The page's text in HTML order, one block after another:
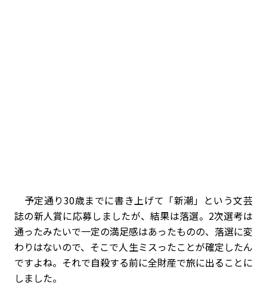
予定通り30歳までに書き上げて「新潮」という文芸
誌の新人賞に応募しましたが、結果は落選。2次選考は
通ったみたいで一定の満足感はあったものの、落選に変
わりはないので、そこで人生ミスったことが確定したん
ですよね。それで自殺する前に全財産で旅に出ることに
しました。